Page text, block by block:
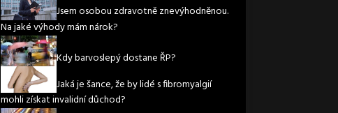
Jsem osobou zdravotně znevýhodněnou.
Na jaké výhody mám nárok?
Kdy barvoslepý dostane ŘP?
Jaká je šance, že by lidé s fibromyalgií
mohli získat invalidní důchod?